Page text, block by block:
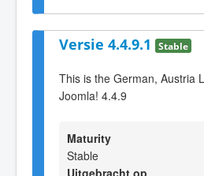
Versie 4.4.9.1 Stable
This is the German, Austria
Joomla! 4.4.9
Maturity
Stable